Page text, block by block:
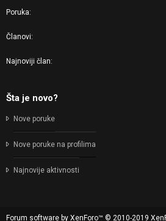
Poruka
Članovi
Najnoviji član
Šta je novo?
Nove poruke
Nove poruke na profilima
Najnovije aktivnosti
Forum software by XenForo™ © 2010-2019